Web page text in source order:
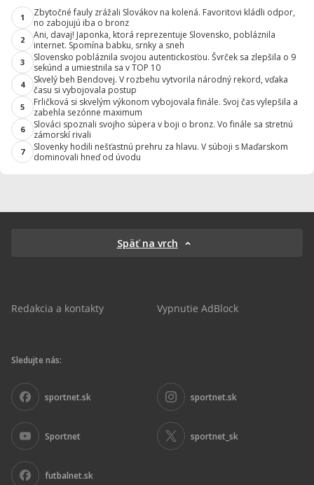
1
Zbytočné fauly zrážali Slovákov na kolená. Favoritovi kládli odpor,
no zabojujú iba o bronz
2
Ani, davaj! Japonka, ktorá reprezentuje Slovensko, pobláznila
internet. Spomína babku, srnky a sneh
3
Slovensko pobláznila svojou autentickosťou. Švrček sa zlepšila o 9
sekúnd a umiestnila sa v TOP 10
4
Skvelý beh Bendovej. V rozbehu vytvorila národný rekord, vďaka
času si vybojovala postup
5
Frličková si skvelým výkonom vybojovala finále. Svoj čas vylepšila a
zabehla sezónne maximum
6
Slováci spoznali svojho súpera v boji o bronz. Vo finále sa stretnú
zámorskí rivali
7
Slovenky hodili nešťastnú prehru za hlavu. V súboji s Maďarskom
dominovali hneď od úvodu
Späť na vrch
Redakcia a kontakty Vypnutie AdBlock
Sledujte nás:
sportnet.sk sportnet.sk
Sportnet sportnet_sk
futbalnet.sk